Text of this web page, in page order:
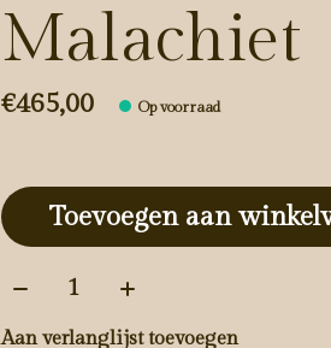
Malachiet
€465,00 Op voorraad
Toevoegen aan
Aantal:
Aan verlanglijst toevoegen